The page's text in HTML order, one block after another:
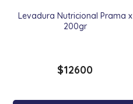
Levadura Nutricional Prama x
200gr
$12600